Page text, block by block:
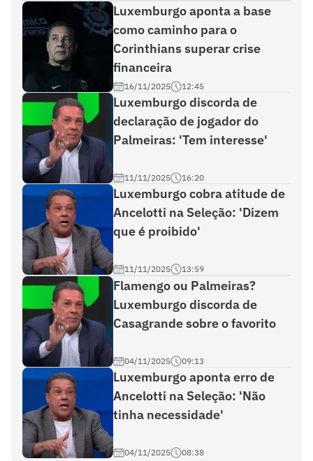
Luxemburgo aponta a base
como caminho para o
Corinthians superar crise
financeira
16/11/2025 12:45
Luxemburgo discorda de
declaração de jogador do
Palmeiras: 'Tem interesse'
11/11/2025 16:20
Luxemburgo cobra atitude de
Ancelotti na Seleção: 'Dizem
que é proibido'
11/11/2025 13:59
Flamengo ou Palmeiras?
Luxemburgo discorda de
Casagrande sobre o favorito
04/11/2025 09:13
Luxemburgo aponta erro de
Ancelotti na Seleção: 'Não
tinha necessidade'
04/11/2025 08:38